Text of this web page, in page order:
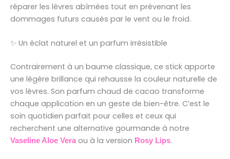
réparer les lèvres abîmées tout en prévenant les
dommages futurs causés par le vent ou le froid.
✨ Un éclat naturel et un parfum irrésistible
Contrairement à un baume classique, ce stick apporte
une légère brillance qui rehausse la couleur naturelle de
vos lèvres. Son parfum chaud de cacao transforme
chaque application en un geste de bien-être. C’est le
soin quotidien parfait pour celles et ceux qui
recherchent une alternative gourmande à notre
Vaseline Aloe Veraou à la version Rosy Lips.